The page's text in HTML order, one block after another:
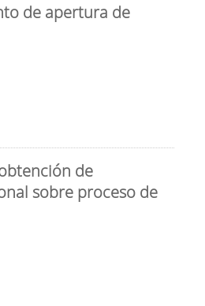
de apertura de
de
sobre proceso de